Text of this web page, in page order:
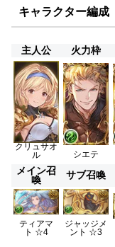
キャラクター編成
主人公 火力枠
クリュサオ
ル
シエテ
メイン召
喚
サブ召喚
ティアマ
ト ☆4
ジャッジメ
ント ☆3